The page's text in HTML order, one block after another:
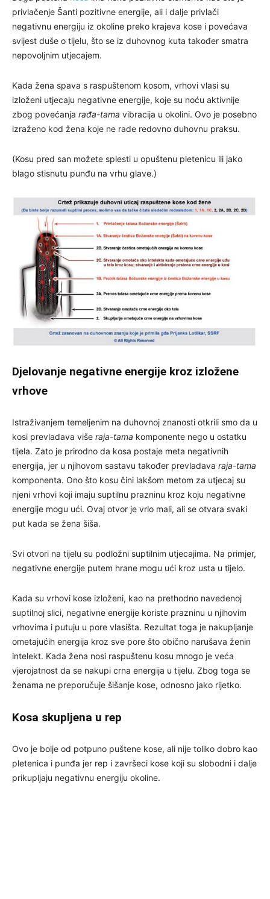
privlačenje Šanti pozitivne energije, ali i dalje privlači
negativnu energiju iz okoline preko krajeva kose i povećava
svijest duše o tijelu, što se iz duhovnog kuta također smatra
nepovoljnim utjecajem.
Kada žena spava s raspuštenom kosom, vrhovi vlasi su
izloženi utjecaju negativne energije, koje su noću aktivnije
zbog povećanja rađa-tama vibracija u okolini. Ovo je posebno
izraženo kod žena koje ne rade redovno duhovnu praksu.
(Kosu pred san možete splesti u opuštenu pletenicu ili jako
blago stisnutu punđu na vrhu glave.)
Djelovanje negativne energije kroz izložene
vrhove
Istraživanjem temeljenim na duhovnoj znanosti otkrili smo da u
kosi prevladava više raja-tama komponente nego u ostatku
tijela. Zato je prirodno da kosa postaje meta negativnih
energija, jer u njihovom sastavu također prevladava raja-tama
komponenta. Ono što kosu čini lakšom metom za utjecaj su
njeni vrhovi koji imaju suptilnu prazninu kroz koju negativne
energije mogu ući. Ovaj otvor je vrlo mali, ali se otvara svaki
put kada se žena šiša.
Svi otvori na tijelu su podložni suptilnim utjecajima. Na primjer,
negativne energije putem hrane mogu ući kroz usta u tijelo.
Kada su vrhovi kose izloženi, kao na prethodno navedenoj
suptilnoj slici, negativne energije koriste prazninu u njihovim
vrhovima i putuju u pore vlasišta. Rezultat toga je nakupljanje
ometajućih energija kroz sve pore što obično narušava ženin
intelekt. Kada žena nosi raspuštenu kosu mnogo je veća
vjerojatnost da se nakupi crna energija u tijelu. Zbog toga se
ženama ne preporučuje šišanje kose, odnosno jako rijetko.
Kosa skupljena u rep
Ovo je bolje od potpuno puštene kose, ali nije toliko dobro kao
pletenica i punđa jer rep i završeci kose koji su slobodni i dalje
prikupljaju negativnu energiju okoline.